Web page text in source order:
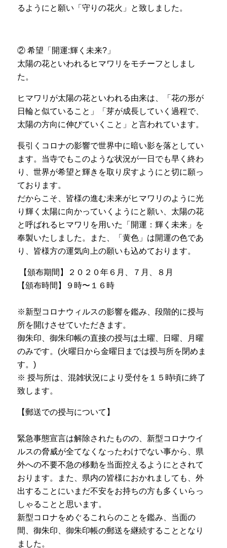
るようにと願い「守りの花火」と致しました。
② 希望「開運:輝く未来?」
太陽の花といわれるヒマワリをモチーフとしまし
た。
ヒマワリが太陽の花といわれる由来は、「花の形が
日輪と似ていること」「芽が成長していく過程で、
太陽の方向に伸びていくこと」と言われています。
長引くコロナの影響で世界中に暗い影を落としてい
ます。当寺でもこのような状況が一日でも早く終わ
り、世界が希望と輝きを取り戻すようにと切に願っ
ております。
だからこそ、皆様の進む未来がヒマワリのように光
り輝く太陽に向かっていくようにと願い、太陽の花
と呼ばれるヒマワリを用いた「開運：輝く未来」を
奉製いたしました。
また、「黄色」は開運の色であ
り、皆様方の運気向上の願いも込めております。
【頒布期間】２０２０年６月、７月、８月
【頒布時間】９時〜１６時
※新型コロナウィルスの影響を鑑み、段階的に授与
所を開けさせていただきます。
御朱印、御朱印帳の直接の授与は土曜、日曜、月曜
のみです。(火曜日から金曜日までは授与所を閉めま
す。) ㅤㅤㅤㅤㅤㅤㅤㅤㅤㅤㅤㅤㅤㅤㅤㅤㅤㅤㅤ
※ 授与所は、混雑状況により受付を１５時頃に終了
致します。
【郵送での授与について】
緊急事態宣言は解除されたものの、新型コロナウイ
ルスの脅威が全てなくなったわけでない事から、県
外への不要不急の移動を当面控えるようにとされて
おります。
また、県内の皆様におかれましても、外
出することにいまだ不安をお持ちの方も多くいらっ
しゃることと思います。
新型コロナをめぐるこれらのことを鑑み、当面の
間、御朱印、御朱印帳の郵送を継続することとなり
ました。